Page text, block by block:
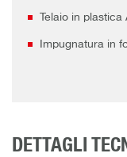
Telaio in
Impugnatura in
DETTAGLI